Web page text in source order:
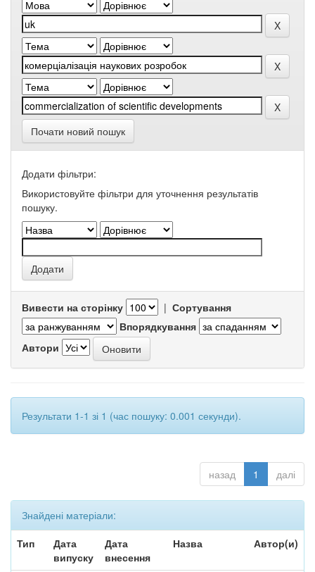
Почати новий пошук
Додати фільтри:
Використовуйте фільтри для уточнення результатів
пошуку.
Вивести на сторінку | Сортування
Впорядкування
Автори
Результати 1-1 зі 1 (час пошуку: 0.001 секунди).
назад 1 далі
Знайдені матеріали:
Тип
Дата
випуску
Дата
внесення
Назва Автор(и)